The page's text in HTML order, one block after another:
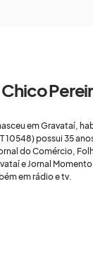
em Gravataí,
10548) possui 35
do Comércio,
e Jornal
em rádio e tv.